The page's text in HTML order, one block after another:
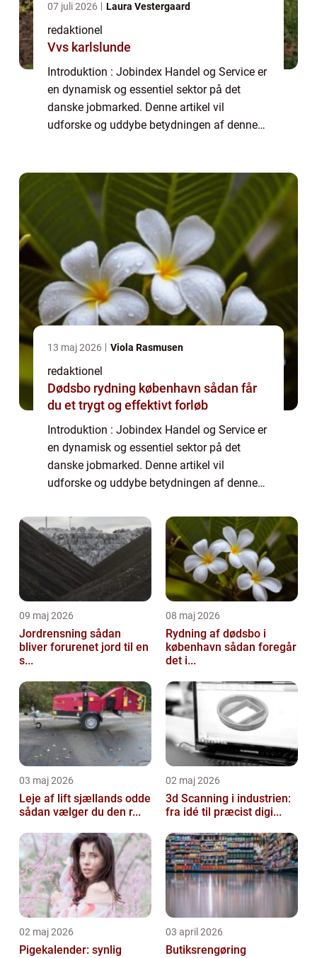
07 juli 2026 Laura Vestergaard
redaktionel
Vvs karlslunde
Introduktion : Jobindex Handel og Service er
en dynamisk og essentiel sektor på det
danske jobmarked. Denne artikel vil
udforske og uddybe betydningen af denne
jobsøg...
13 maj 2026 Viola Rasmusen
redaktionel
Dødsbo rydning københavn sådan får
du et trygt og effektivt forløb
Introduktion : Jobindex Handel og Service er
en dynamisk og essentiel sektor på det
danske jobmarked. Denne artikel vil
udforske og uddybe betydningen af denne
om du er en potentiel arbejdsgiver, en
jobsøg...
09 maj 2026
Jordrensning sådan
bliver forurenet jord til en
s...
08 maj 2026
Rydning af dødsbo i
københavn sådan foregår
det i...
03 maj 2026
Leje af lift sjællands odde
sådan vælger du den r...
02 maj 2026
3d Scanning i industrien:
fra idé til præcist digi...
02 maj 2026
Pigekalender: synlig
03 april 2026
Butiksrengøring